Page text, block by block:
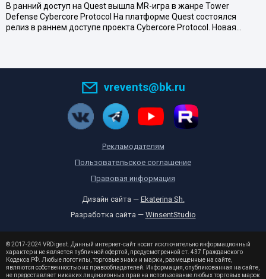
В ранний доступ на Quest вышла MR-игра в жанре Tower
Defense Cybercore Protocol На платформе Quest состоялся
релиз в раннем доступе проекта Cybercore Protocol. Новая…
vrevents@bk.ru
Рекламодателям
Пользовательское соглашение
Правовая информация
Дизайн сайта — Ekaterina Sh.
Разработка сайта — WinsentStudio
© 2017-2024 VRDigest. Данный интернет-сайт носит исключительно информационный
характер и не является публичной офертой, предусмотренной ст. 437 Гражданского
Кодекса РФ. Любые логотипы, торговые знаки и марки, размещенные на сайте,
являются собственностью их правообладателей. Информация, опубликованная на сайте,
не предоставляет никаких лицензионных прав на использование любых торговых марок